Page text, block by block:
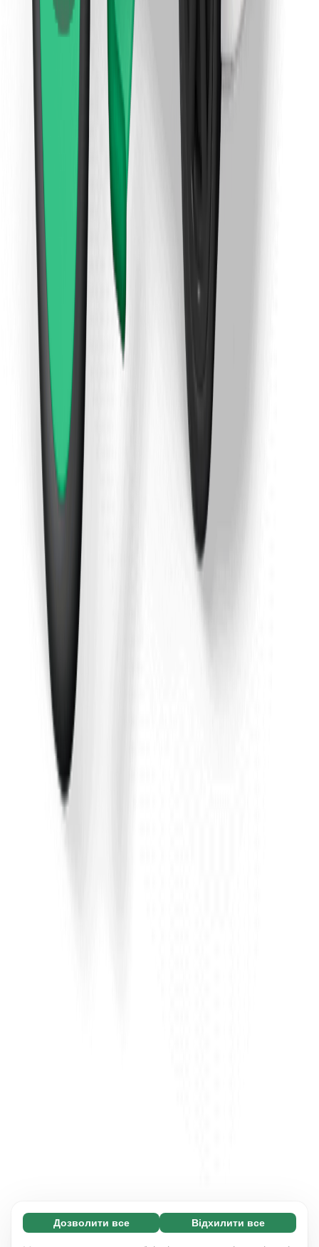
Обов'язкові (65)
Дозволити все Відхилити все